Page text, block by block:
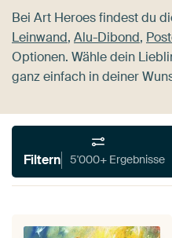
Bei Art Heroes findest du
Leinwand, Alu-Dibond,
Optionen. Wähle dein
ganz einfach in deiner
Filtern 5'000+ Ergebnisse